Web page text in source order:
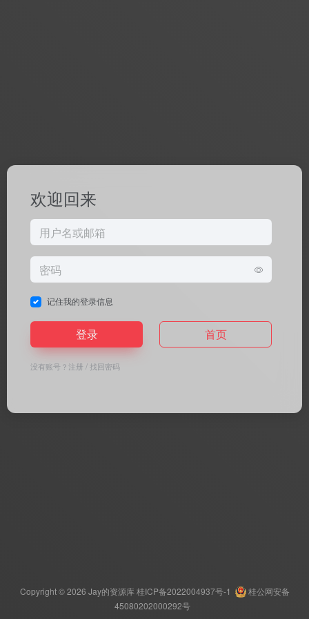
欢迎回来
记住我的登录信息
登录 首页
没有账号？ 注册 /找回密码
Copyright © 2026 Jay的资源库 桂ICP备2022004937号-1
桂公网安备
45080202000292号